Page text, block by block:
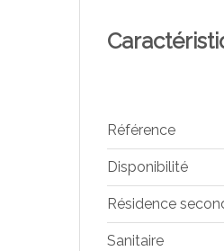
Référence
Disponibilité
Résidence
Sanitaire